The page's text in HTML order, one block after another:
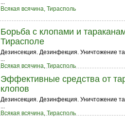
...
Всякая всячина, Тирасполь
Борьба с клопами и
Тирасполе
Дезинсекция. Дезинфекция. Уничтожение
...
Всякая всячина, Тирасполь
Эффективные средства от
клопов
Дезинсекция. Дезинфекция. Уничтожение
...
Всякая всячина, Тирасполь